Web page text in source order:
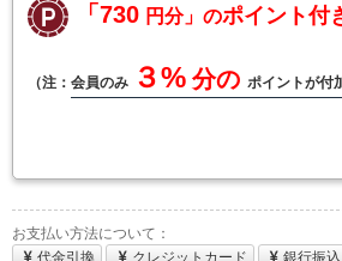
「730 円分」のポイント付
（注： 会員のみ ３% 分の ポイントが付
お支払い方法について：
代金引換
クレジットカード 銀行振込